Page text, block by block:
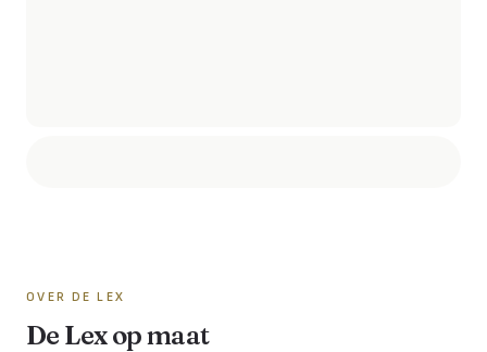
OVER DE LEX
De Lex op maat